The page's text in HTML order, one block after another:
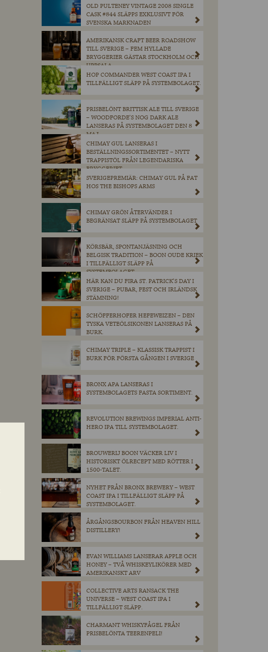
OLD PULTENEY VINTAGE 2008 SINGLE
CASK #844 SLÄPPS EXKLUSIVT FÖR
SVENSKA MARKNADEN
AMERIKANSK CRAFT BEER ROADSHOW
TILL SVERIGE – FEM HYLLADE
BRYGGERIER GÄSTAR STOCKHOLM OCH
UPPSALA
HOP COMMANDER WEST COAST IPA I
TILLFÄLLIGT SLÄPP PÅ SYSTEMBOLAGET.
PRISBELÖNT BRITTISK ALE TILL SVERIGE
– WOODFORDE’S NOG DARK ALE
LANSERAS PÅ SYSTEMBOLAGET DEN 8
MAJ.
CHIMAY GUL LANSERAS I
BESTÄLLNINGSSORTIMENTET – NYTT
TRAPPISTÖL FRÅN LEGENDARISKA
BRYGGERIET
SVERIGEPREMIÄR: CHIMAY GUL PÅ FAT
HOS THE BISHOPS ARMS
CHIMAY GRÖN ÅTERVÄNDER I
BEGRÄNSAT SLÄPP PÅ SYSTEMBOLAGET
KÖRSBÄR, SPONTANJÄSNING OCH
BELGISK TRADITION – BOON OUDE KRIEK
I TILLFÄLLIGT SLÄPP PÅ
SYSTEMBOLAGET.
HÄR KAN DU FIRA ST. PATRICK’S DAY I
SVERIGE – PUBAR, FEST OCH IRLÄNDSK
STÄMNING!
SCHÖFFERHOFER HEFEWEIZEN – DEN
TYSKA VETEÖLSIKONEN LANSERAS PÅ
BURK.
CHIMAY TRIPLE – KLASSISK TRAPPIST I
BURK FÖR FÖRSTA GÅNGEN I SVERIGE
BRONX APA LANSERAS I
SYSTEMBOLAGETS FASTA SORTIMENT.
REVOLUTION BREWINGS IMPERIAL ANTI-
HERO IPA TILL SYSTEMBOLAGET.
BROUWERIJ BOON VÄCKER LIV I
HISTORISKT ÖLRECEPT MED RÖTTER I
1500-TALET.
NYHET FRÅN BRONX BREWERY – WEST
COAST IPA I TILLFÄLLIGT SLÄPP PÅ
SYSTEMBOLAGET.
ÅRGÅNGSBOURBON FRÅN HEAVEN HILL
DISTILLERY!
EVAN WILLIAMS LANSERAR APPLE OCH
HONEY – TVÅ WHISKEYLIKÖRER MED
AMERIKANSKT ARV
COLLECTIVE ARTS RANSACK THE
UNIVERSE – WEST COAST IPA I
TILLFÄLLIGT SLÄPP.
CHARMANT WHISKYFÅGEL FRÅN
PRISBELÖNTA TEERENPELI!